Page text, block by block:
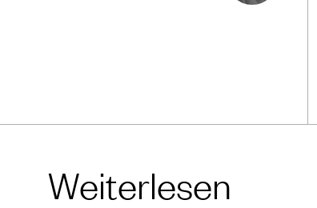
Weiterlesen